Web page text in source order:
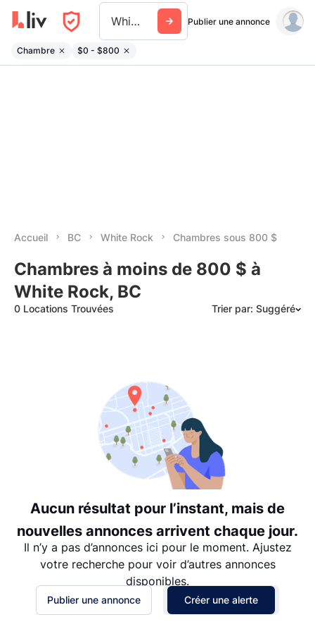
White Rock Publier une annonce
Chambre $0 - $800
Accueil BC White Rock Chambres sous 800 $
Chambres à moins de 800 $ à
White Rock, BC
0 Locations Trouvées Trier par: Suggéré
Date: les plus anciens d’abord
Aucun résultat pour l’instant, mais de
nouvelles annonces arrivent chaque jour.
Il n’y a pas d’annonces ici pour le moment. Ajustez
votre recherche pour voir d’autres annonces
disponibles.
Publier une annonce Créer une alerte